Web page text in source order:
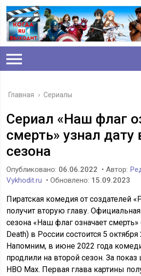
Главная › Сериалы
Сериал «Наш флаг
смерть» узнал дату
сезона
Опубликовано: 06.06.2022 • Автор:
Vykhodit.ru • Обновлено: 15.09.2023
Пиратская комедия от создателей
получит вторую главу.
сезона «Наш флаг означает смерть»
Death) в России состоится 5 октября
Напомним, в июне 2022 года
продлили на второй сезон. За
HBO Max. Первая глава картины